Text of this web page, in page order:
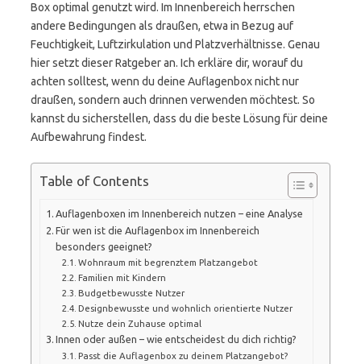
Box optimal genutzt wird. Im Innenbereich herrschen
andere Bedingungen als draußen, etwa in Bezug auf
Feuchtigkeit, Luftzirkulation und Platzverhältnisse. Genau
hier setzt dieser Ratgeber an. Ich erkläre dir, worauf du
achten solltest, wenn du deine Auflagenbox nicht nur
draußen, sondern auch drinnen verwenden möchtest. So
kannst du sicherstellen, dass du die beste Lösung für deine
Aufbewahrung findest.
Table of Contents
Auflagenboxen im Innenbereich nutzen – eine Analyse
Für wen ist die Auflagenbox im Innenbereich
besonders geeignet?
Wohnraum mit begrenztem Platzangebot
Familien mit Kindern
Budgetbewusste Nutzer
Designbewusste und wohnlich orientierte Nutzer
Nutze dein Zuhause optimal
Innen oder außen – wie entscheidest du dich richtig?
Passt die Auflagenbox zu deinem Platzangebot?